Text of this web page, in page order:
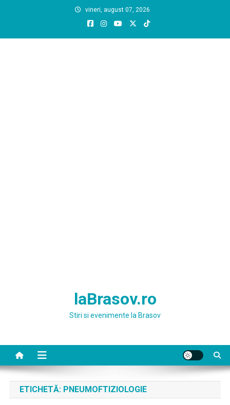
vineri, august 07, 2026
laBrasov.ro
Stiri si evenimente la Brasov
ETICHETĂ: PNEUMOFTIZIOLOGIE